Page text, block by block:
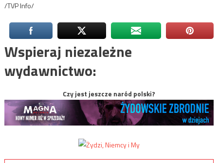
/TVP Info/
Wspieraj niezależne
wydawnictwo:
Czy jest jeszcze naród polski?